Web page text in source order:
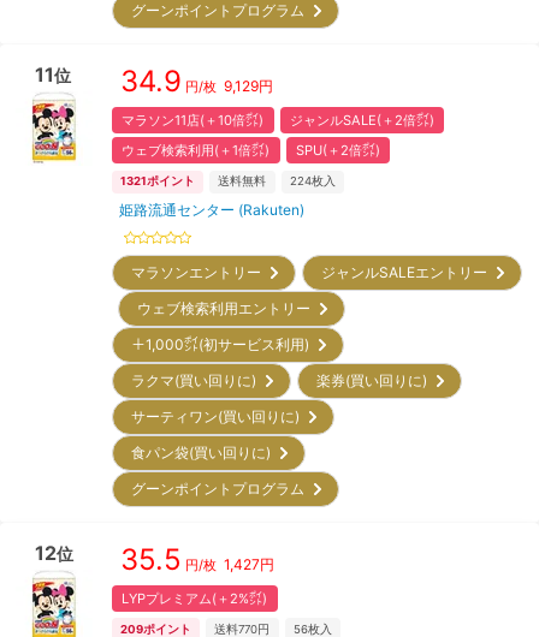
グーンポイントプログラム
11位 34.9 円/枚 9,129円
マラソン11店(＋10倍㌽)
ジャンルSALE(＋2倍㌽)
ウェブ検索利用(＋1倍㌽)
SPU(＋2倍㌽)
1321 ポイント 送料無料 224枚入
姫路流通センター (Rakuten)
マラソンエントリー
ジャンルSALEエントリー
ウェブ検索利用エントリー
＋1,000㌽(初サービス利用)
ラクマ(買い回りに)
楽券(買い回りに)
サーティワン(買い回りに)
食パン袋(買い回りに)
グーンポイントプログラム
12位 35.5 円/枚 1,427円
LYPプレミアム(＋2%㌽)
209ポイント 送料770円 56枚入